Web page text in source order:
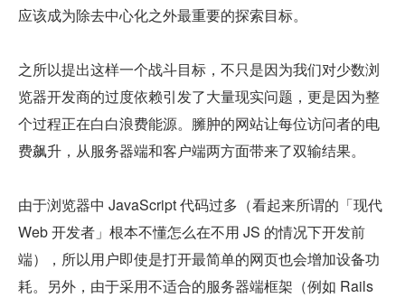
应该成为除去中心化之外最重要的探索目标。
之所以提出这样一个战斗目标，不只是因为我们对少数浏
览器开发商的过度依赖引发了大量现实问题，更是因为整
个过程正在白白浪费能源。臃肿的网站让每位访问者的电
费飙升，从服务器端和客户端两方面带来了双输结果。
由于浏览器中 JavaScript 代码过多（看起来所谓的「现代
Web 开发者」根本不懂怎么在不用 JS 的情况下开发前
端），所以用户即使是打开最简单的网页也会增加设备功
耗。另外，由于采用不适合的服务器端框架（例如 Rails